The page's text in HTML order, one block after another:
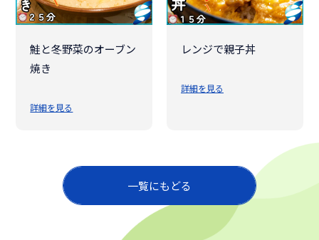
鮭と冬野菜のオーブン
焼き
詳細を見る
レンジで親子丼
詳細を見る
一覧にもどる